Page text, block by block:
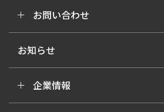
お問い合わせ
お知らせ
企業情報